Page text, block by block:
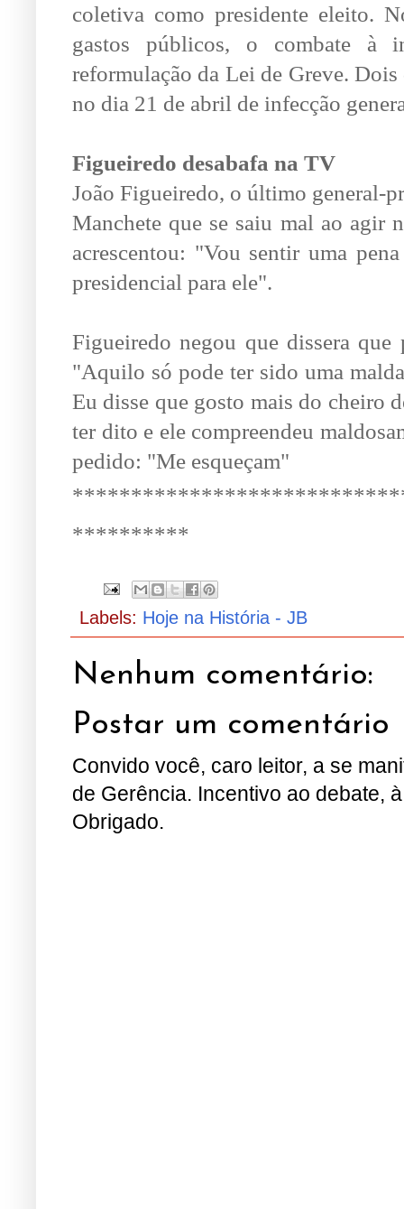
coletiva como presidente eleito.
gastos públicos, o combate à
reformulação da Lei de Greve.
no dia 21 de abril de infecção
Figueiredo desabafa na TV
João Figueiredo, o último general-
Manchete que se saiu mal ao agir
acrescentou: "Vou sentir uma
presidencial para ele".
Figueiredo negou que dissera
"Aquilo só pode ter sido uma
Eu disse que gosto mais do cheiro
ter dito e ele compreendeu
pedido: "Me esqueçam"
**********
Labels: Hoje na História - JB
Nenhum comentário:
Postar um comentário
Convido você, caro leitor, a se
de Gerência. Incentivo ao debate,
Obrigado.